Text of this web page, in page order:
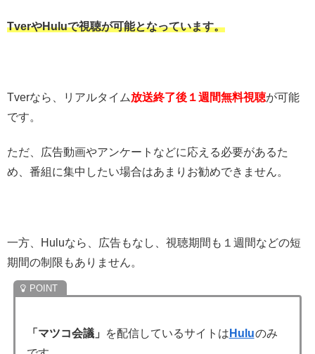
TverやHuluで視聴が可能となっています。
Tverなら、リアルタイム放送終了後１週間無料視聴が可能
です。
ただ、広告動画やアンケートなどに応える必要があるた
め、番組に集中したい場合はあまりお勧めできません。
一方、Huluなら、広告もなし、視聴期間も１週間などの短
期間の制限もありません。
「マツコ会議」 を配信しているサイトは Huluのみ